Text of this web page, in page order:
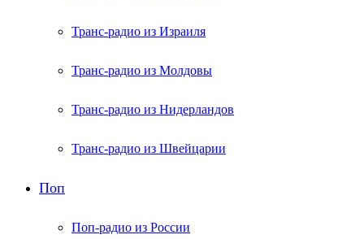
Транс-радио из Израиля
Транс-радио из Молдовы
Транс-радио из Нидерландов
Транс-радио из Швейцарии
Поп
Поп-радио из России